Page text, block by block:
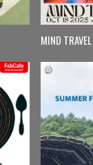
MIND TRAVEL